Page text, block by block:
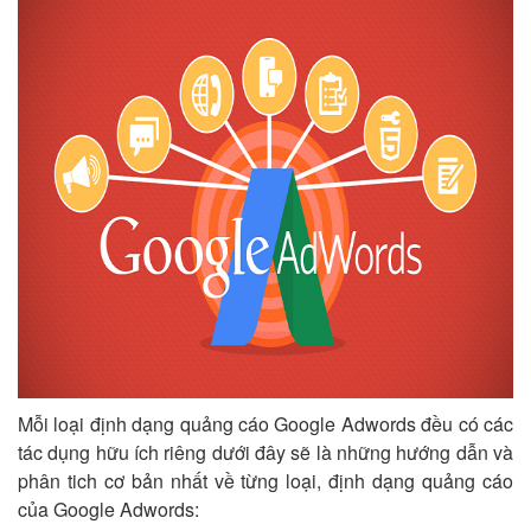
Mỗi loại định dạng quảng cáo Google Adwords đều có các
tác dụng hữu ích riêng dưới đây sẽ là những hướng dẫn và
phân tich cơ bản nhất về từng loại, định dạng quảng cáo
của Google Adwords: